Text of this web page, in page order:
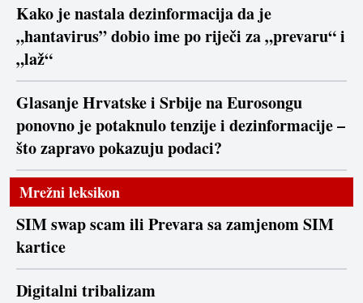
Kako je nastala dezinformacija da je
„hantavirus” dobio ime po riječi za „prevaru“ i
„laž“
Glasanje Hrvatske i Srbije na Eurosongu
ponovno je potaknulo tenzije i dezinformacije –
što zapravo pokazuju podaci?
Mrežni leksikon
SIM swap scam ili Prevara sa zamjenom SIM
kartice
Digitalni tribalizam